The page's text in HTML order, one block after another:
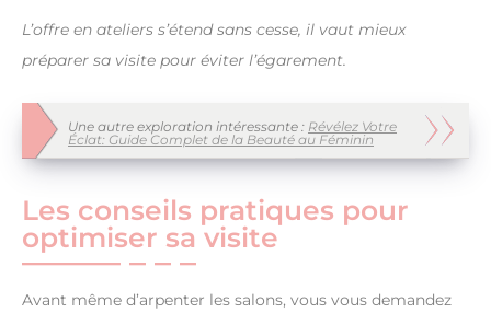
L’offre en ateliers s’étend sans cesse, il vaut mieux
préparer sa visite pour éviter l’égarement.
Une autre exploration intéressante : Révélez Votre
Éclat: Guide Complet de la Beauté au Féminin
Les conseils pratiques pour
optimiser sa visite
Avant même d’arpenter les salons, vous vous demandez